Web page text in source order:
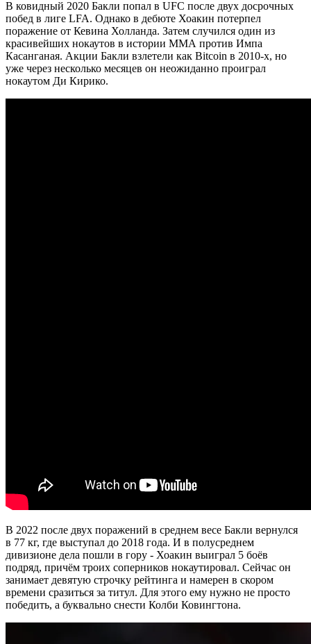
В ковидный 2020 Бакли попал в UFC после двух досрочных
побед в лиге LFA. Однако в дебюте Хоакин потерпел
поражение от Кевина Холланда. Затем случился один из
красивейших нокаутов в истории ММА против Импа
Касанганая. Акции Бакли взлетели как Bitcoin в 2010-х, но
уже через несколько месяцев он неожиданно проиграл
нокаутом Ди Кирико.
В 2022 после двух поражений в среднем весе Бакли вернулся
в 77 кг, где выступал до 2018 года. И в полусреднем
дивизионе дела пошли в гору - Хоакин выиграл 5 боёв
подряд, причём троих соперников нокаутировал. Сейчас он
занимает девятую строчку рейтинга и намерен в скором
времени сразиться за титул. Для этого ему нужно не просто
победить, а буквально снести Колби Ковингтона.